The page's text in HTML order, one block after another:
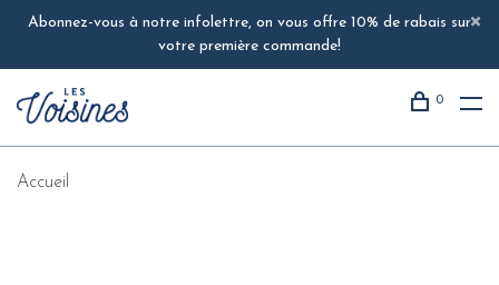
Abonnez-vous à notre infolettre, on vous offre 10% de rabais sur
votre première commande!
0
Accueil